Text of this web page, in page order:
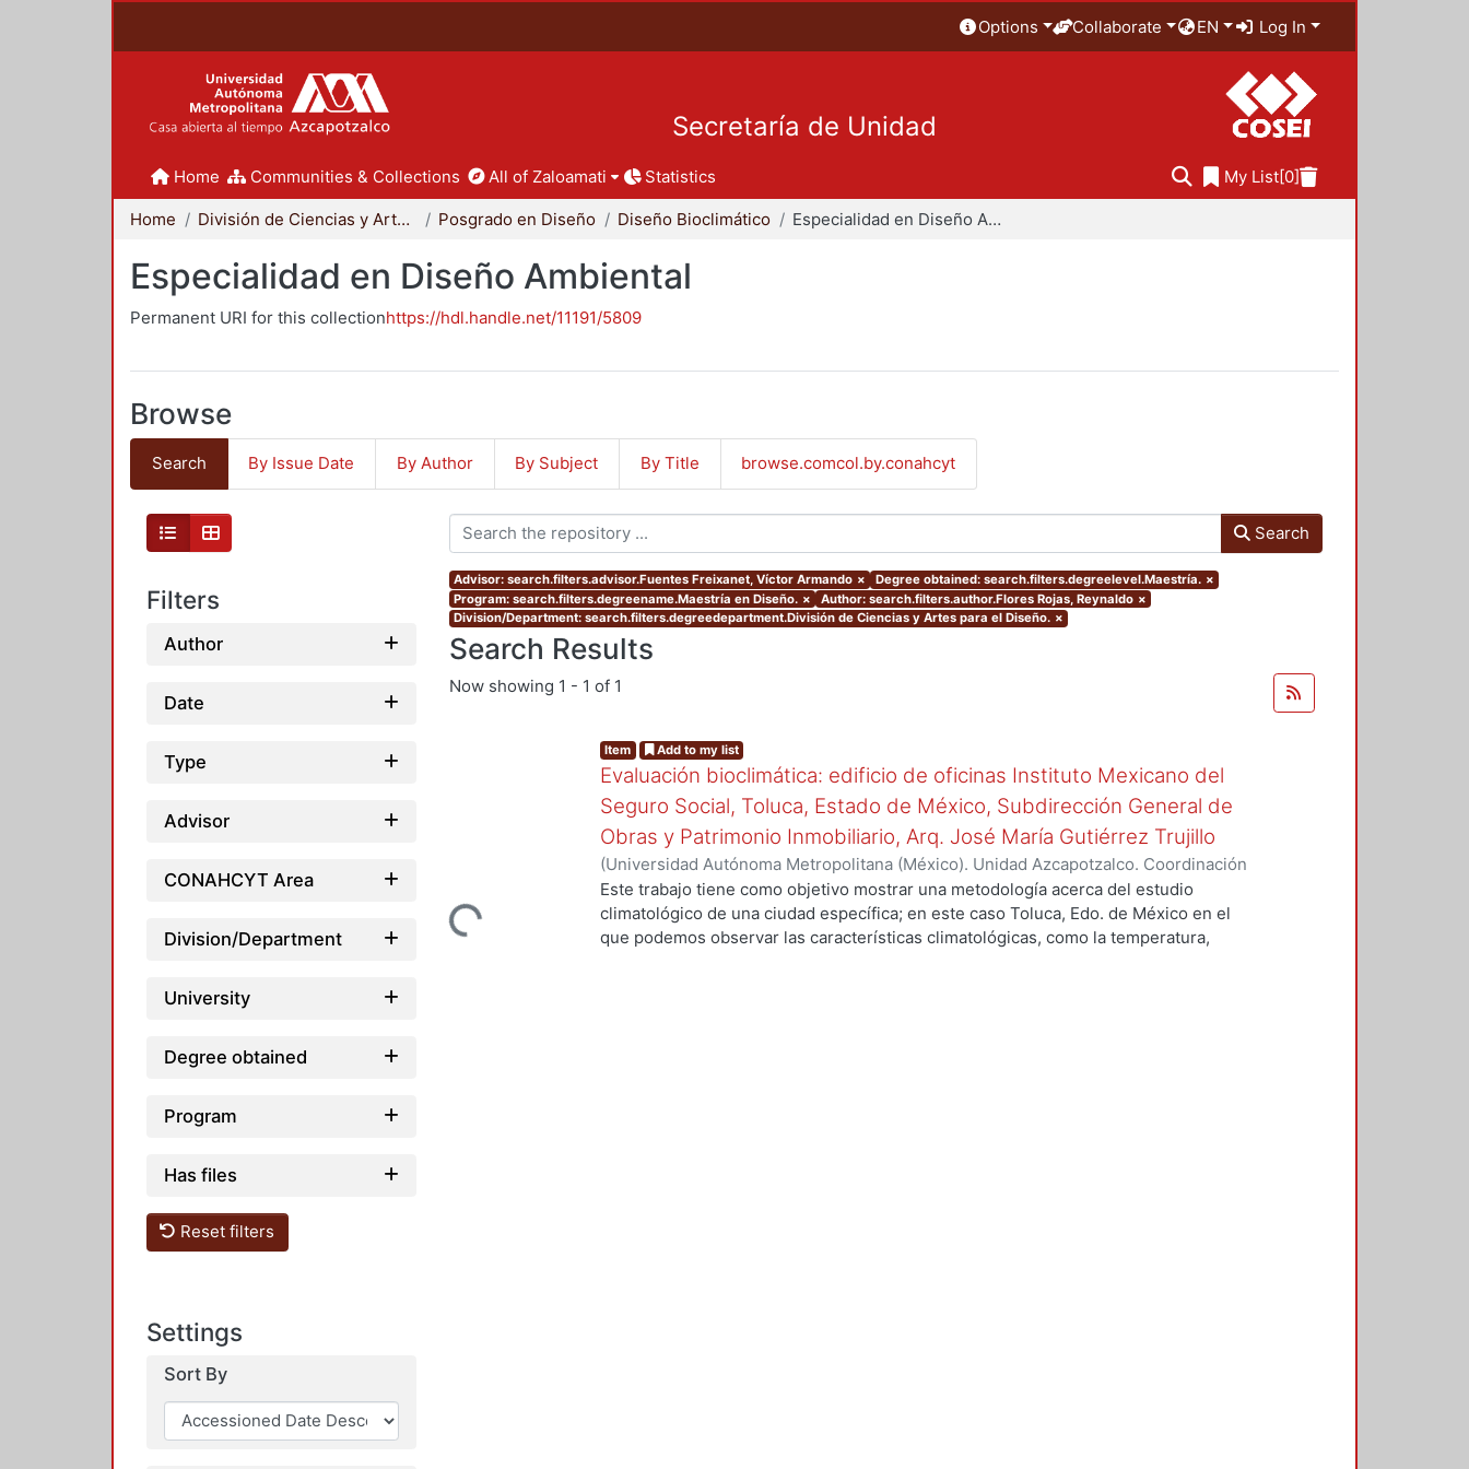
Options Collaborate EN Log In
Secretaría de Unidad
Home Communities & Collections All of Zaloamati Statistics My List[0]
Home División de Ciencias y Artes para el Diseño Posgrado en Diseño Diseño Bioclimático Especialidad en Diseño Ambiental
Especialidad en Diseño Ambiental
Permanent URI for this collectionhttps://hdl.handle.net/11191/5809
Browse
Search By Issue Date By Author By Subject By Title browse.comcol.by.conahcyt
Filters
Author
Date
Type
Advisor
CONAHCYT Area
Division/Department
University
Degree obtained
Program
Has files
Reset filters
Settings
Sort By
Search
Advisor: search.filters.advisor.Fuentes Freixanet, Víctor Armando × Degree obtained: search.filters.degreelevel.Maestría. ×
Program: search.filters.degreename.Maestría en Diseño. × Author: search.filters.author.Flores Rojas, Reynaldo ×
Division/Department: search.filters.degreedepartment.División de Ciencias y Artes para el Diseño. ×
Search Results
Now showing 1 - 1 of 1
Loading...
Item Add to my list
Evaluación bioclimática: edificio de oficinas Instituto Mexicano del
Seguro Social, Toluca, Estado de México, Subdirección General de
Obras y Patrimonio Inmobiliario, Arq. José María Gutiérrez Trujillo
(Universidad Autónoma Metropolitana (México). Unidad Azcapotzalco. Coordinación
de Servicios de Información.,2009)Flores Rojas, Reynaldo
Este trabajo tiene como objetivo mostrar una metodología acerca del estudio
climatológico de una ciudad específica; en este caso Toluca, Edo. de México en el
que podemos observar las características climatológicas, como la temperatura,